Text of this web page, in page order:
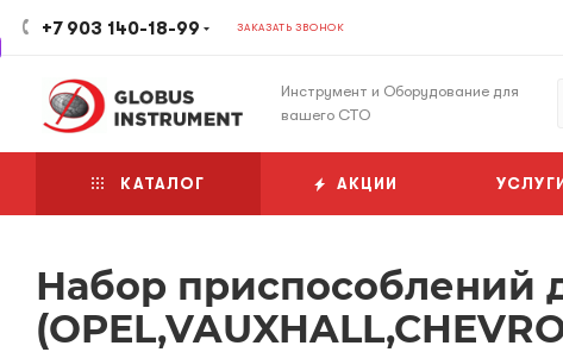
+7 903 140-18-99 ЗАКАЗАТЬ ЗВОНОК
Инструмент и Оборудование для
вашего СТО
КАТАЛОГ АКЦИИ УСЛУГИ
Набор приспособлений